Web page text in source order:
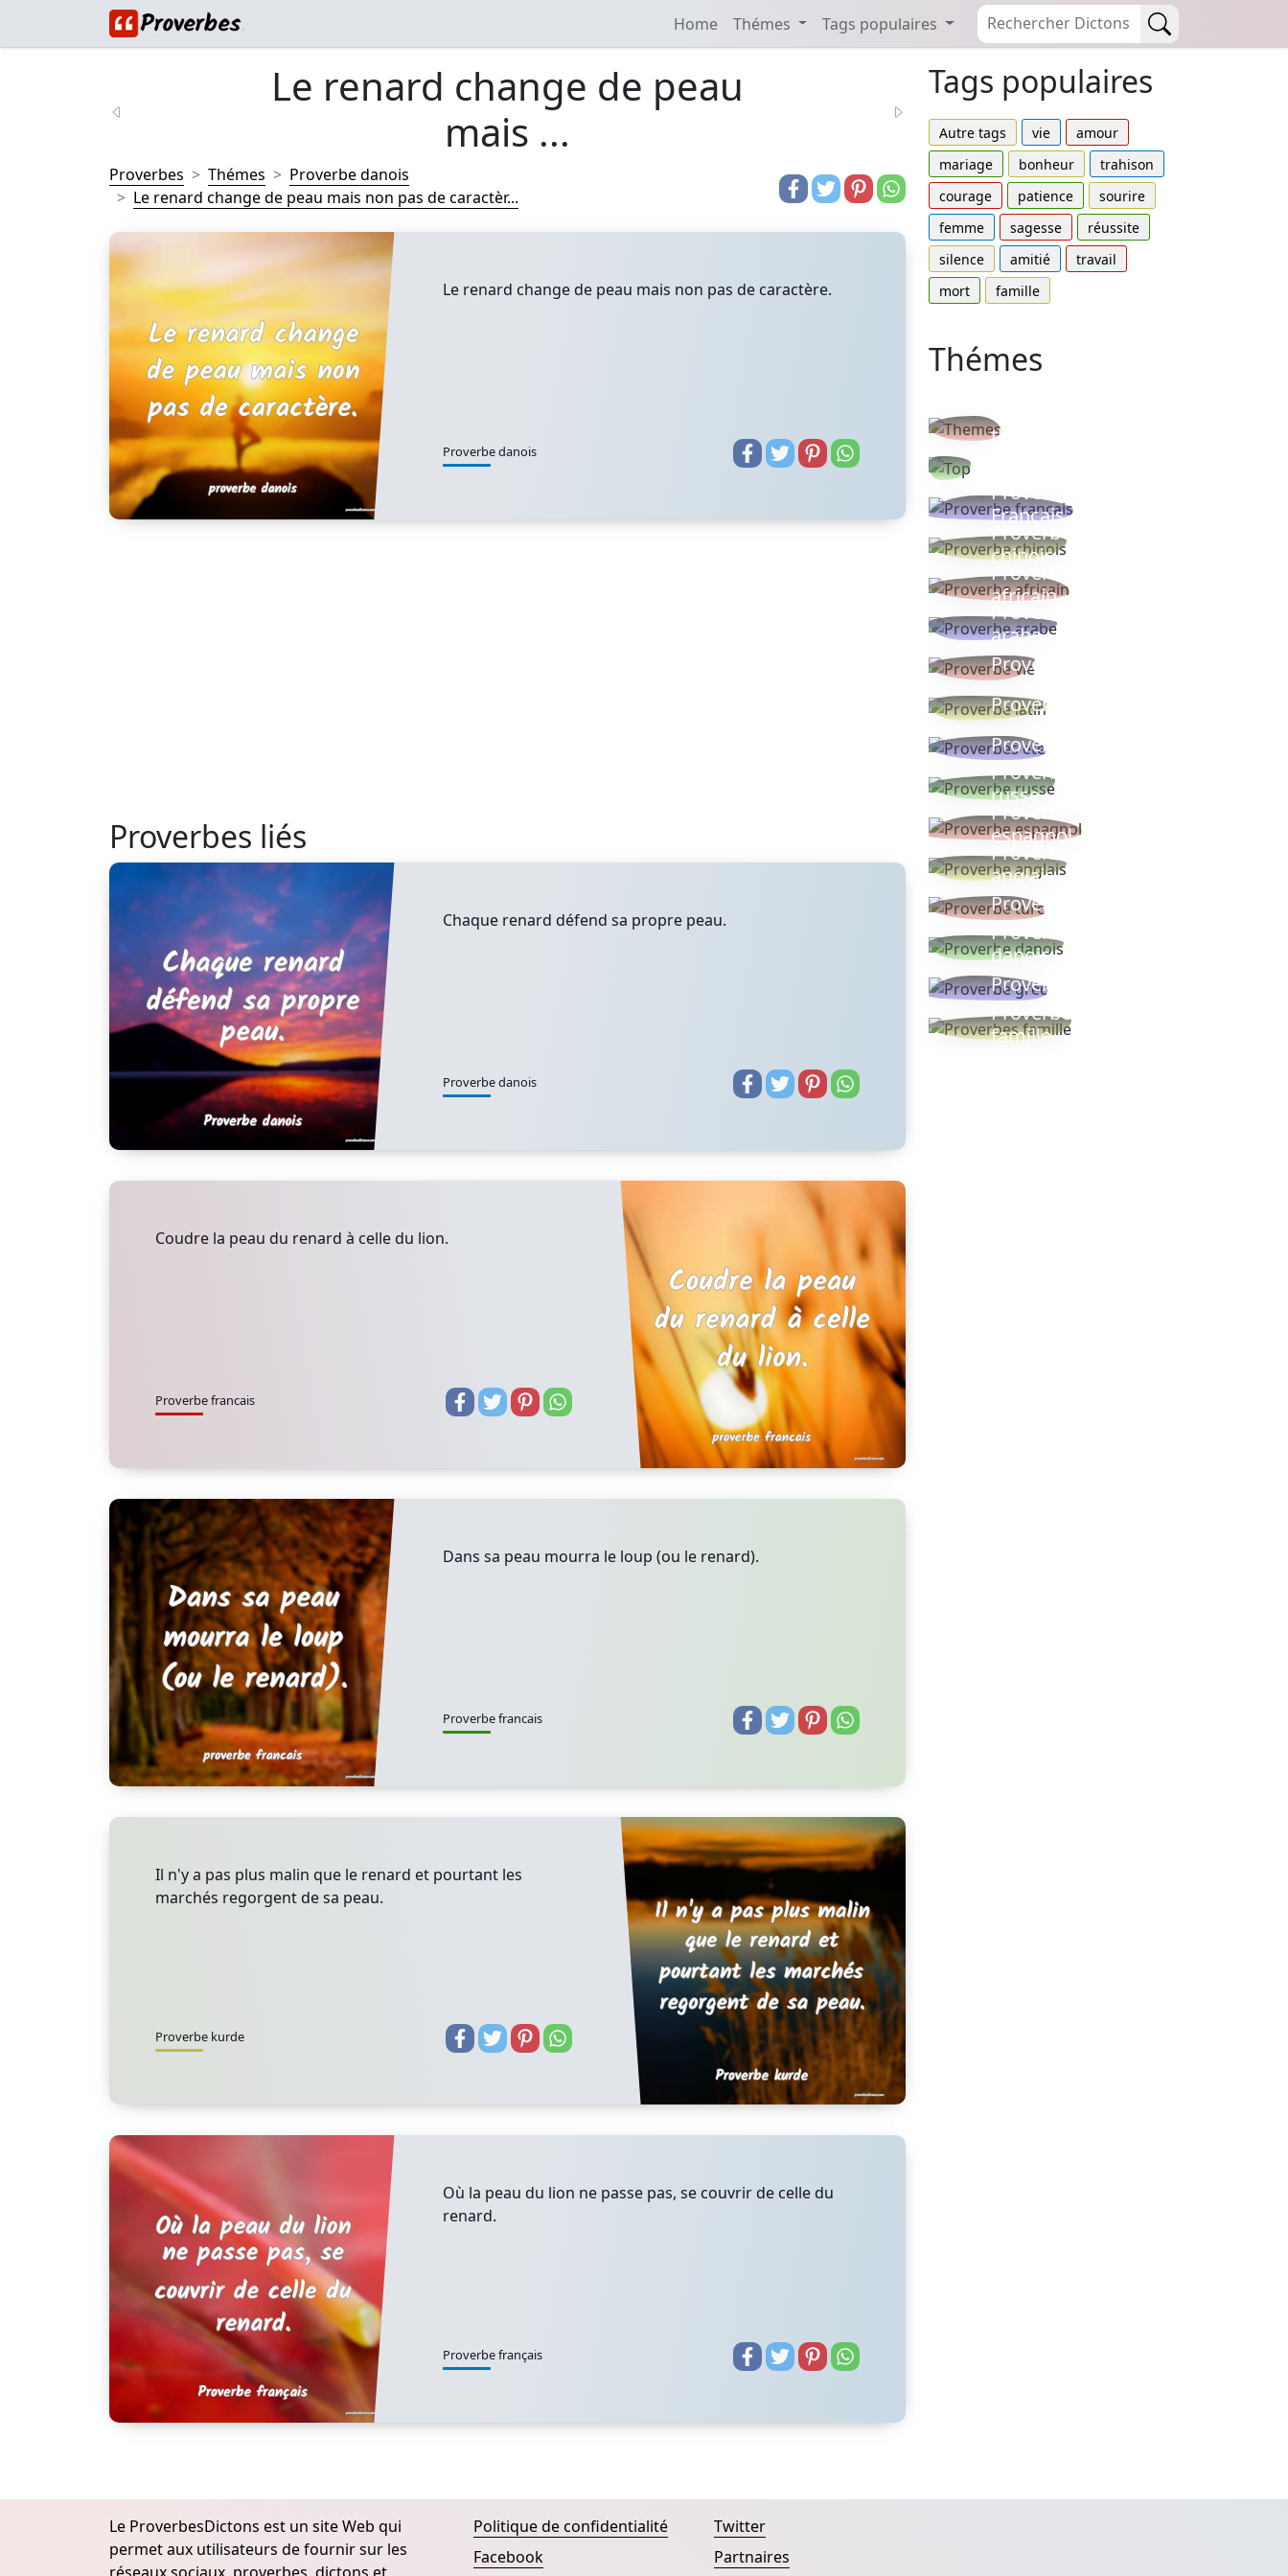
Home Thémes Tags populaires
Le renard change de peau
mais ...
Proverbes Thémes
Proverbe danois
Le renard change de peau mais non pas de caractèr...
Le renard change de peau mais non pas de caractère.
Proverbe danois
Proverbes liés
Chaque renard défend sa propre peau.
Proverbe danois
Coudre la peau du renard à celle du lion.
Proverbe francais
Dans sa peau mourra le loup (ou le renard).
Proverbe francais
Il n'y a pas plus malin que le renard et pourtant les
marchés regorgent de sa peau.
Proverbe kurde
Où la peau du lion ne passe pas, se couvrir de celle du
renard.
Proverbe français
Tags populaires
Autre tags vie
amour
mariage
bonheur
trahison
courage
patience
sourire
femme
sagesse
réussite
silence
amitié
travail
mort
famille
Thémes
thèmes
Proverbe
Français
Proverbe
chinois
Proverbe
africain
Proverbe
arabe
Proverbe vie
Proverbe latin
Proverbes ete
Proverbe
russe
Proverbe
espagnol
Proverbe
anglais
Proverbe turc
Proverbe
danois
Proverbe grec
Proverbes
famille
Le ProverbesDictons est un site Web qui
permet aux utilisateurs de fournir sur les
Politique de confidentialité
Facebook
Twitter
Partnaires